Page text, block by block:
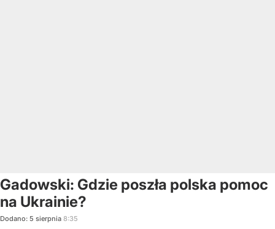
Gadowski: Gdzie poszła polska pomoc
na Ukrainie?
Dodano: 5 sierpnia 8:35